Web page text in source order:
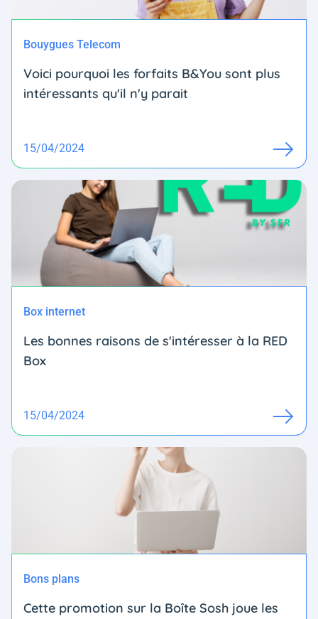
Bouygues Telecom
Voici pourquoi les forfaits B&You sont plus
intéressants qu'il n'y parait
15/04/2024
Box internet
Les bonnes raisons de s'intéresser à la RED
Box
15/04/2024
Bons plans
Cette promotion sur la Boîte Sosh joue les